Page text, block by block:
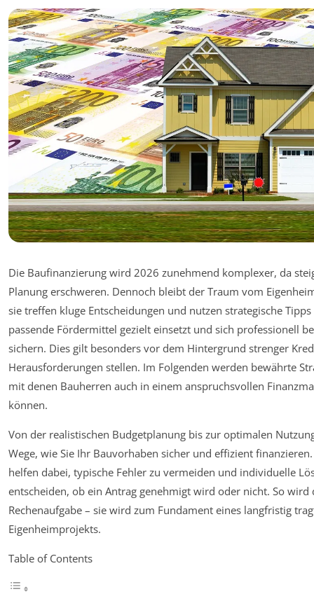
Die Baufinanzierung wird 2026 zunehmend komplexer, da
Planung erschweren. Dennoch bleibt der Traum vom
sie treffen kluge Entscheidungen und nutzen strategische
passende Fördermittel gezielt einsetzt und sich professionell
sichern. Dies gilt besonders vor dem Hintergrund strenger
Herausforderungen stellen. Im Folgenden werden bewährte
mit denen Bauherren auch in einem anspruchsvollen
können.
Von der realistischen Budgetplanung bis zur optimalen
Wege, wie Sie Ihr Bauvorhaben sicher und effizient
helfen dabei, typische Fehler zu vermeiden und individuelle
entscheiden, ob ein Antrag genehmigt wird oder nicht. So
Rechenaufgabe – sie wird zum Fundament eines langfristig
Eigenheimprojekts.
Table of Contents